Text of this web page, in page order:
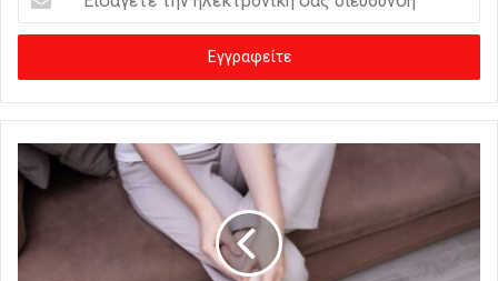
σ
γ
ε
ε
τ
η
λ